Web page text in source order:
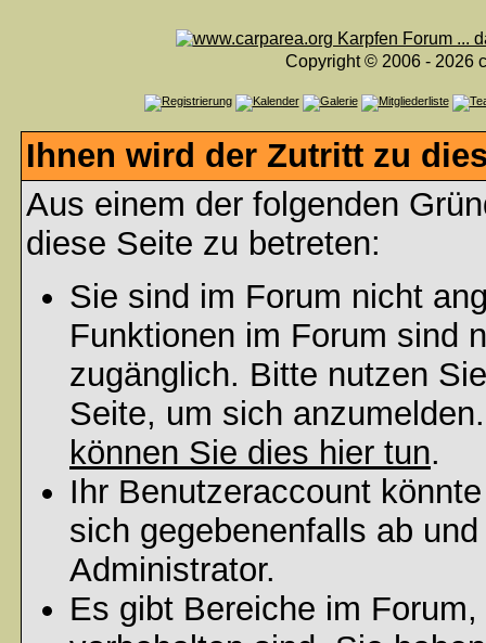
Copyright © 2006 - 2026
Ihnen wird der Zutritt zu
Aus einem der folgenden
diese Seite zu betreten:
Sie sind im Forum nicht
Funktionen im Forum sind
zugänglich. Bitte nutzen
Seite, um sich
können Sie dies hier tun.
Ihr Benutzeraccount
sich gegebenenfalls ab
Administrator.
Es gibt Bereiche im